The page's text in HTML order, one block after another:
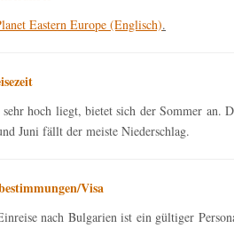
Eastern Europe (Englisch).
hoch liegt, bietet sich der Sommer an.
Juni fällt der meiste Niederschlag.
Visa
nach Bulgarien ist ein gültiger